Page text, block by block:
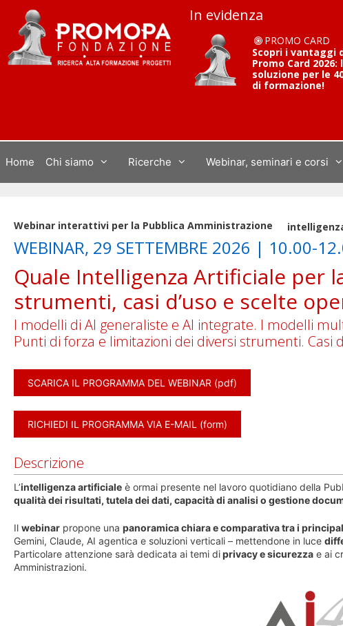
contenuto
In evidenza
PROMO CARD
Scopri i vantaggi
Promo Card 2026:
soluzione per le
di formazione!
Home Chi siamo Ricerche Webinar, seminari e corsi
Webinar interattivi per la Pubblica Amministrazione
WEBINAR, 29 SETTEMBRE 2026 | 10.00-
Quale Intelligenza Artificiale per
strumenti, casi d’uso e scelte
I modelli di AI generaliste e AI integrate. I modelli
Punti di forza e limitazioni dei diversi strumenti. Casi
SCARICA IL PROGRAMMA DEL WEBINAR (pdf)
RICHIEDI IL PROGRAMMA VIA E-MAIL (form)
Descrizione
L’intelligenza artificiale è ormai presente nel lavoro quotidiano della
qualità dei risultati, tutela dei dati, capacità di analisi o gestione
Il webinar propone una panoramica chiara e comparativa tra i
Gemini, Claude, AI agentica e soluzioni verticali – mettendone in luce
Particolare attenzione sarà dedicata ai temi diprivacy e sicurezza e ai
Amministrazioni.